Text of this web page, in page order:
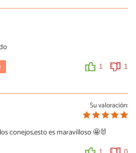
1 1
no escuchas el sonido para aprender a
Su valoración:
conejos,esto es maravilloso 🤩🐰